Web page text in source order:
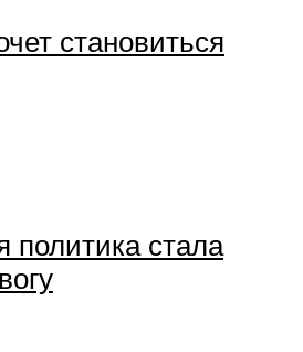
становиться
политика стала